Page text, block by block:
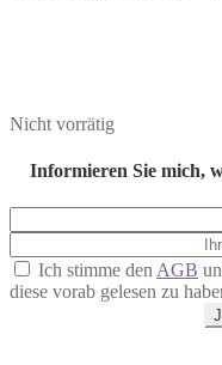
Nicht vorrätig
Informieren Sie mich,
Ich stimme den AGB
diese vorab gelesen zu